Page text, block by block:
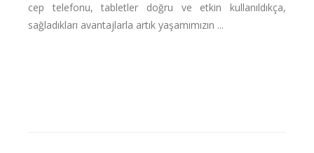
cep telefonu, tabletler doğru ve etkin kullanıldıkça,
sağladıkları avantajlarla artık yaşamımızın ...